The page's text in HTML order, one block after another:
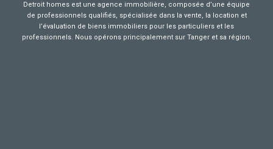
Detroit homes est une agence immobilière, composée d’une équipe
de professionnels qualifiés, spécialisée dans la vente, la location et
l’évaluation de biens immobiliers pour les particuliers et les
professionnels. Nous opérons principalement sur Tanger et sa région.